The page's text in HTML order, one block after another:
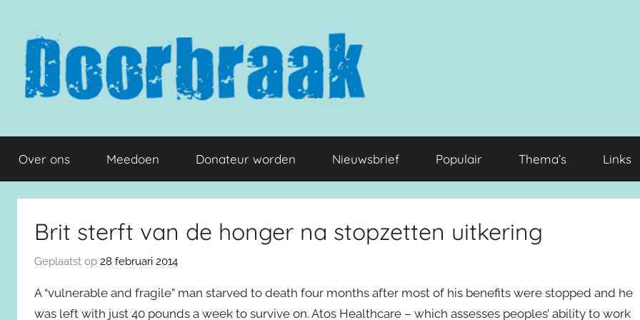
inhoud
springen
Doorbraak.eu
Over ons Meedoen Donateur worden Nieuwsbrief Populair Thema’s Links
Brit sterft van de honger na stopzetten uitkering
Geplaatst op 28 februari 2014
A “vulnerable and fragile” man starved to death four months after most of his benefits were stopped and he
was left with just 40 pounds a week to survive on. Atos Healthcare – which assesses peoples’ ability to work